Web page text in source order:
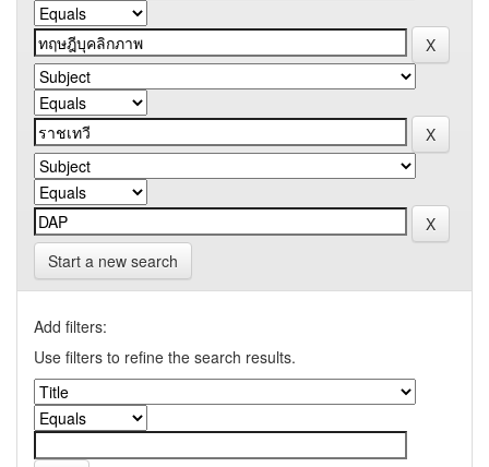
Start a new search
Add filters:
Use filters to refine the search results.